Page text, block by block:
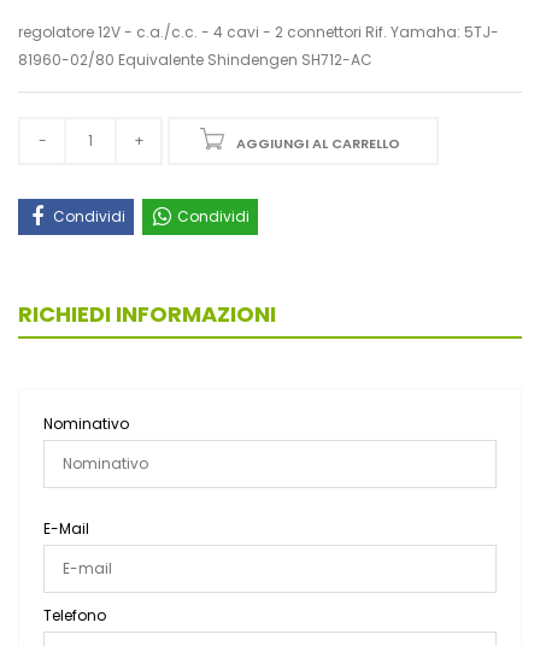
regolatore 12V - c.a./c.c. - 4 cavi - 2 connettori Rif. Yamaha: 5TJ-
81960-02/80 Equivalente Shindengen SH712-AC
AGGIUNGI AL CARRELLO
Condividi Condividi
RICHIEDI INFORMAZIONI
Nominativo
E-Mail
Telefono